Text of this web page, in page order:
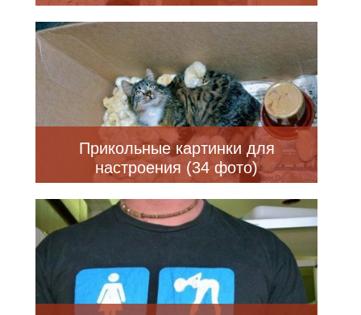
Прикольные картинки для
настроения (34 фото)